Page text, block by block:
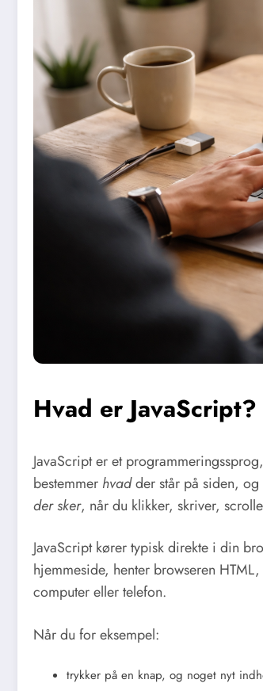
Hvad er JavaScript?
JavaScript er et
bestemmer hvadder står på siden, og
der sker, når du klikker, skriver,
JavaScript kører typisk direkte i din
hjemmeside, henter browseren
computer eller telefon.
Når du for eksempel:
trykker på en knap, og noget nyt